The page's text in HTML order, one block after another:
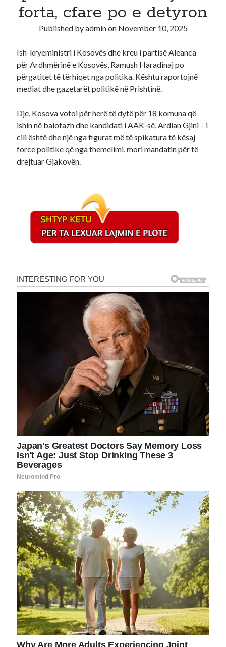
Recent Comments
forta, cfare po e detyron
Published byadminon November 10, 2025
Ish-kryeministri i Kosovës dhe kreu i partisë Aleanca
për Ardhmërinë e Kosovës, Ramush Haradinaj po
përgatitet të tërhiqet nga politika. Kështu raportojnë
mediat dhe gazetarët politikë në Prishtinë.
Dje, Kosova votoi për herë të dytë për 18 komuna që
ishin në balotazh dhe kandidati i AAK-së, Ardian Gjini – i
cili është dhe një nga figurat më të spikatura të kësaj
force politike që nga themelimi, mori mandatin për të
drejtuar Gjakovën.